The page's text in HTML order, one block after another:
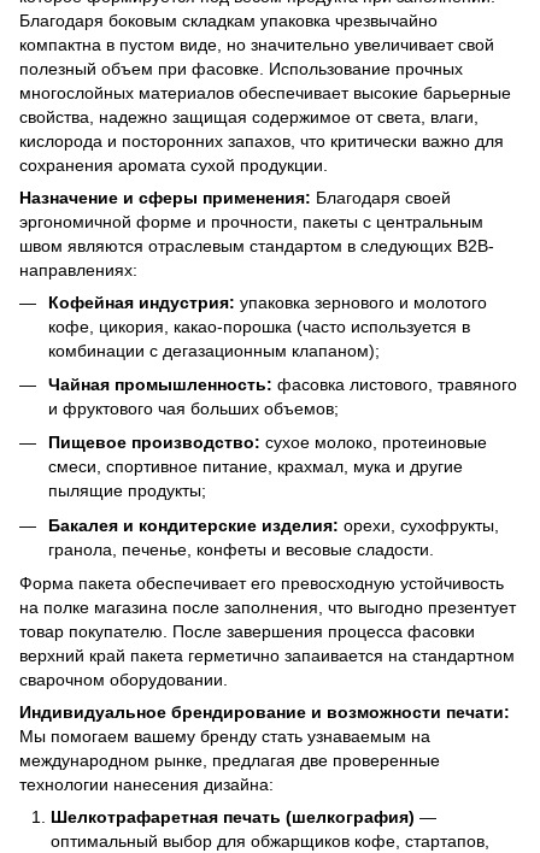
Благодаря боковым складкам упаковка чрезвычайно
компактна в пустом виде, но значительно увеличивает свой
полезный объем при фасовке. Использование прочных
многослойных материалов обеспечивает высокие барьерные
свойства, надежно защищая содержимое от света, влаги,
кислорода и посторонних запахов, что критически важно для
сохранения аромата сухой продукции.
Назначение и сферы применения: Благодаря своей
эргономичной форме и прочности, пакеты с центральным
швом являются отраслевым стандартом в следующих B2B-
направлениях:
Кофейная индустрия: упаковка зернового и молотого
кофе, цикория, какао-порошка (часто используется в
комбинации с дегазационным клапаном);
Чайная промышленность: фасовка листового, травяного
и фруктового чая больших объемов;
Пищевое производство: сухое молоко, протеиновые
смеси, спортивное питание, крахмал, мука и другие
пылящие продукты;
Бакалея и кондитерские изделия: орехи, сухофрукты,
гранола, печенье, конфеты и весовые сладости.
Форма пакета обеспечивает его превосходную устойчивость
на полке магазина после заполнения, что выгодно презентует
товар покупателю. После завершения процесса фасовки
верхний край пакета герметично запаивается на стандартном
сварочном оборудовании.
Индивидуальное брендирование и возможности печати:
Мы помогаем вашему бренду стать узнаваемым на
международном рынке, предлагая две проверенные
технологии нанесения дизайна:
Шелкотрафаретная печать (шелкография) —
оптимальный выбор для обжарщиков кофе, стартапов,